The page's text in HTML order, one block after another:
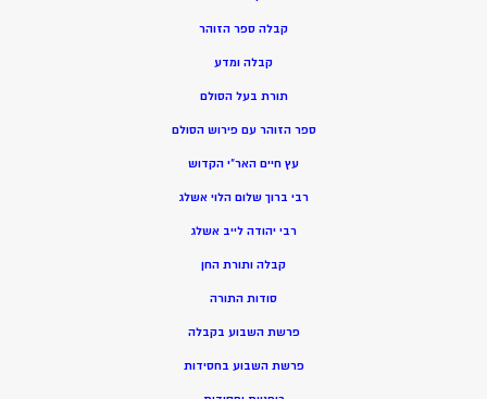
קבלה ספר הזוהר
קבלה ומדע
תורת בעל הסולם
ספר הזוהר עם פירוש הסולם
עץ חיים האר”י הקדוש
רבי ברוך שלום הלוי אשלג
רבי יהודה לייב אשלג
קבלה ותורת החן
סודות התורה
פרשת השבוע בקבלה
פרשת השבוע בחסידות